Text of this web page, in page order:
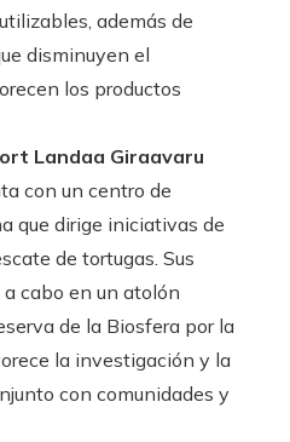
además de
disminuyen el
los productos
Landaa Giraavaru
con un centro de
que dirige iniciativas de
de tortugas. Sus
cabo en un atolón
de la Biosfera por la
la investigación y la
con comunidades y